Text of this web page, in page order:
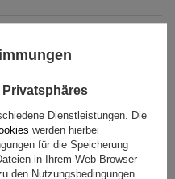
Dienstleistungen. Die
werden hierbei
für die Speicherung
in Ihrem Web-Browser
den Nutzungsbedingungen